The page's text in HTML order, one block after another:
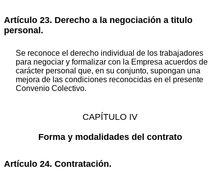
Artículo 23. Derecho a la negociación a titulo
personal.
Se reconoce el derecho individual de los trabajadores
para negociar y formalizar con la Empresa acuerdos de
carácter personal que, en su conjunto, supongan una
mejora de las condiciones reconocidas en el presente
Convenio Colectivo.
CAPÍTULO IV
Forma y modalidades del contrato
Artículo 24. Contratación.